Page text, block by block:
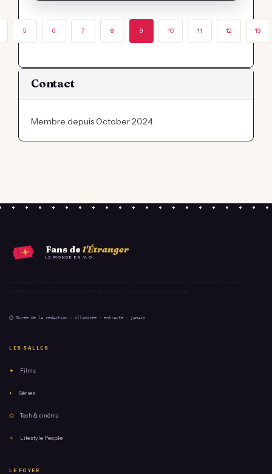
5 6 7 8 9 10 11 12 13
Contact
Membre depuis October 2024
Fans de l'Étranger
LE MONDE EN V.O.
⏱ Durée de la rédaction : illimitée · entracte : jamais
LES SALLES
✦ Films
⏵ Séries
⌬ Tech & cinéma
✧ Lifestyle People
LE FOYER